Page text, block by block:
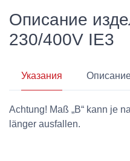
Описание
230/400V IE3
Указания
Achtung! Maß „B“ kann je
länger ausfallen.